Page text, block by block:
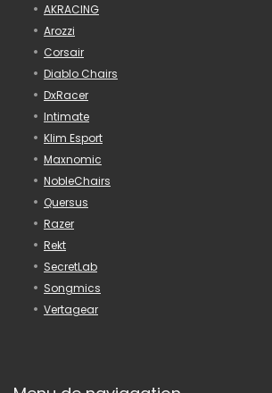
AKRACING
Arozzi
Corsair
Diablo Chairs
DxRacer
Intimate
Klim Esport
Maxnomic
NobleChairs
Quersus
Razer
Rekt
SecretLab
Songmics
Vertagear